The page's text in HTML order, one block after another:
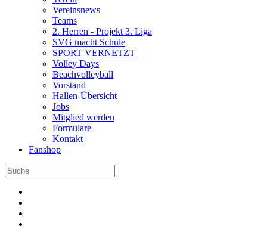
Vereinsnews
Teams
2. Herren - Projekt 3. Liga
SVG macht Schule
SPORT VERNETZT
Volley Days
Beachvolleyball
Vorstand
Hallen-Übersicht
Jobs
Mitglied werden
Formulare
Kontakt
Fanshop